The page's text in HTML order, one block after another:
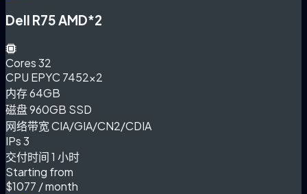
Dell R75 AMD*2
Cores32
CPU EPYC 7452×2
内存64GB
磁盘960GB SSD
网络带宽CIA/GIA/CN2/CDIA
IPs3
交付时间1 小时
Starting from
$1077 / month